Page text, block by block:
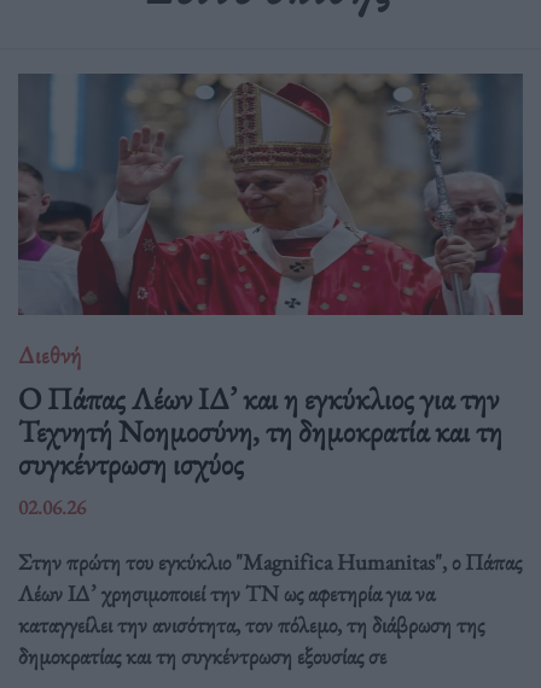
Διεθνή
Ο Πάπας Λέων ΙΔ’ και η εγκύκλιος για την
Τεχνητή Νοημοσύνη, τη δημοκρατία και τη
συγκέντρωση ισχύος
02.06.26
Στην πρώτη του εγκύκλιο "Magnifica Humanitas", ο Πάπας
Λέων ΙΔ’ χρησιμοποιεί την ΤΝ ως αφετηρία για να
καταγγείλει την ανισότητα, τον πόλεμο, τη διάβρωση της
δημοκρατίας και τη συγκέντρωση εξουσίας σε